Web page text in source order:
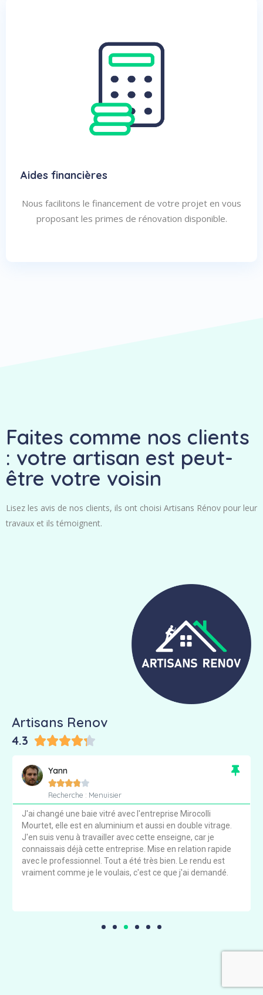
Aides financières
Nous facilitons le financement de votre projet en vous
proposant les primes de rénovation disponible.
Faites comme nos clients
: votre artisan est peut-
être votre voisin
Lisez les avis de nos clients, ils ont choisi Artisans Rénov pour leur
travaux et ils témoignent.
Artisans Renov
4.3 
Yann

Recherche : Menuisier
J'ai changé une baie vitré avec l'entreprise Mirocolli
Mourtet, elle est en aluminium et aussi en double vitrage.
J'en suis venu à travailler avec cette enseigne, car je
connaissais déjà cette entreprise. Mise en relation rapide
avec le professionnel. Tout a été très bien. Le rendu est
vraiment comme je le voulais, c'est ce que j'ai demandé.